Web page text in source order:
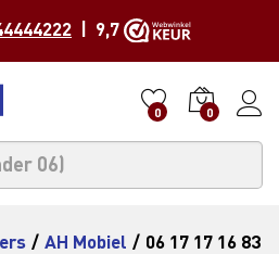
| 9,7
0 0
/ AH Mobiel / 06 17 17 16 83